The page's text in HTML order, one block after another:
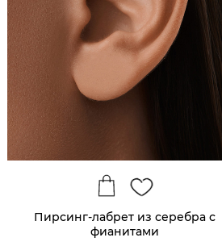
Пирсинг-лабрет из серебра с
фианитами